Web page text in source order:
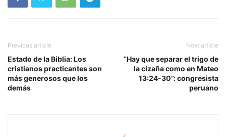
Previous article
Estado de la Biblia: Los
cristianos practicantes son
más generosos que los
demás
Next article
“Hay que separar el trigo de
la cizaña como en Mateo
13:24-30”: congresista
peruano